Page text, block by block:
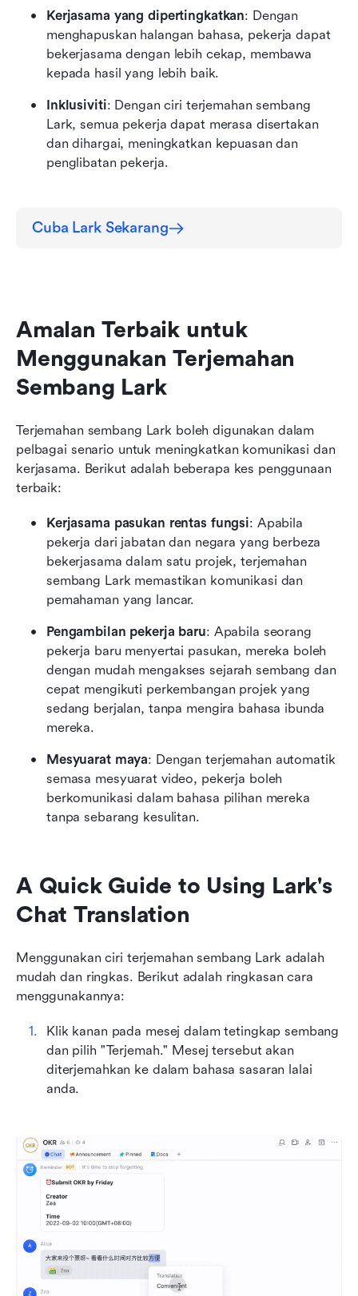
Kerjasama yang dipertingkatkan: Dengan
menghapuskan halangan bahasa, pekerja dapat
bekerjasama dengan lebih cekap, membawa
kepada hasil yang lebih baik.
Inklusiviti: Dengan ciri terjemahan sembang
Lark, semua pekerja dapat merasa disertakan
dan dihargai, meningkatkan kepuasan dan
penglibatan pekerja.
Cuba Lark Sekarang
Amalan Terbaik untuk
Menggunakan Terjemahan
Sembang Lark
Terjemahan sembang Lark boleh digunakan dalam
pelbagai senario untuk meningkatkan komunikasi dan
kerjasama. Berikut adalah beberapa kes penggunaan
terbaik:
Kerjasama pasukan rentas fungsi: Apabila
pekerja dari jabatan dan negara yang berbeza
bekerjasama dalam satu projek, terjemahan
sembang Lark memastikan komunikasi dan
pemahaman yang lancar.
Pengambilan pekerja baru: Apabila seorang
pekerja baru menyertai pasukan, mereka boleh
dengan mudah mengakses sejarah sembang dan
cepat mengikuti perkembangan projek yang
sedang berjalan, tanpa mengira bahasa ibunda
mereka.
Mesyuarat maya: Dengan terjemahan automatik
semasa mesyuarat video, pekerja boleh
berkomunikasi dalam bahasa pilihan mereka
tanpa sebarang kesulitan.
A Quick Guide to Using Lark's
Chat Translation
Menggunakan ciri terjemahan sembang Lark adalah
mudah dan ringkas. Berikut adalah ringkasan cara
menggunakannya:
Klik kanan pada mesej dalam tetingkap sembang
dan pilih "Terjemah." Mesej tersebut akan
diterjemahkan ke dalam bahasa sasaran lalai
anda.